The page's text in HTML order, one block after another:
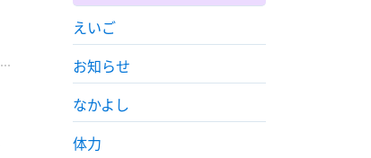
えいご
お知らせ
なかよし
体力